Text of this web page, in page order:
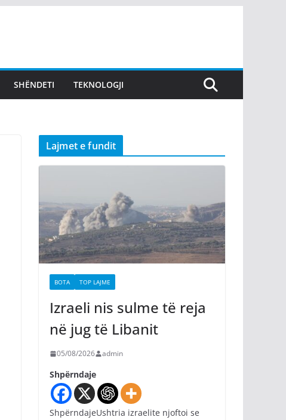
SHËNDETI TEKNOLOGJI
Lajmet e fundit
BOTA TOP LAJME
Izraeli nis sulme të reja
në jug të Libanit
05/08/2026 admin
Shpërndaje
ShpërndajeUshtria izraelite njoftoi se